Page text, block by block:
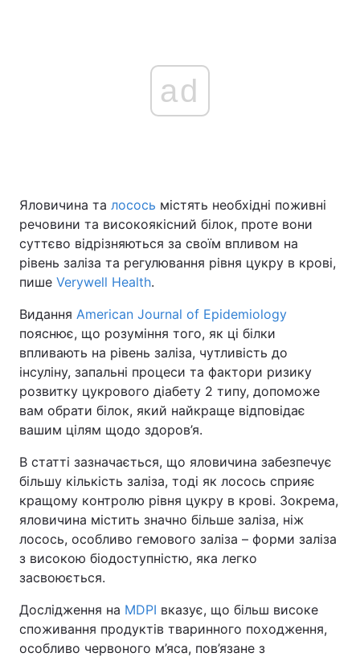
ad
Яловичина та лосось містять необхідні поживні
речовини та високоякісний білок, проте вони
суттєво відрізняються за своїм впливом на
рівень заліза та регулювання рівня цукру в крові,
пише Verywell Health.
Видання American Journal of Epidemiology
пояснює, що розуміння того, як ці білки
впливають на рівень заліза, чутливість до
інсуліну, запальні процеси та фактори ризику
розвитку цукрового діабету 2 типу, допоможе
вам обрати білок, який найкраще відповідає
вашим цілям щодо здоров’я.
В статті зазначається, що яловичина забезпечує
більшу кількість заліза, тоді як лосось сприяє
кращому контролю рівня цукру в крові. Зокрема,
яловичина містить значно більше заліза, ніж
лосось, особливо гемового заліза – форми заліза
з високою біодоступністю, яка легко
засвоюється.
Дослідження на MDPI вказує, що більш високе
споживання продуктів тваринного походження,
особливо червоного м’яса, пов’язане з